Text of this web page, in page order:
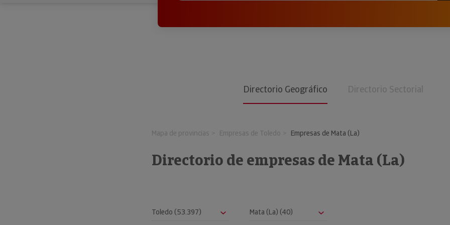
Directorio Geográfico Directorio Sectorial
Mapa de provincias Empresas de Toledo Empresas de Mata (La)
Directorio de empresas de Mata (La)